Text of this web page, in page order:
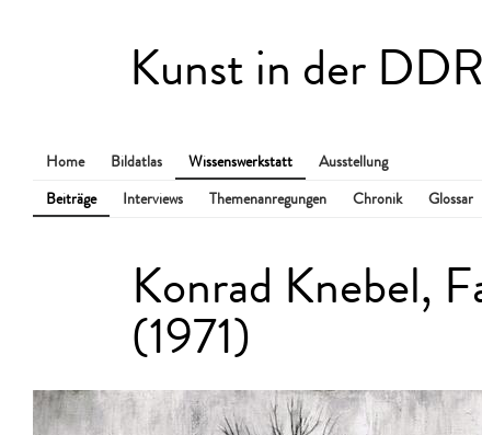
Kunst in der DDR
Home Bildatlas Wissenswerkstatt
Ausstellung
Beiträge
Interviews Themenanregungen Chronik Glossar
Konrad Knebel,
(1971)